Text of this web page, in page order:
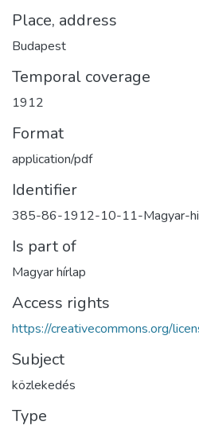
Place, address
Budapest
Temporal coverage
1912
Format
application/pdf
Identifier
385-86-1912-10-11-Magyar-
Is part of
Magyar hírlap
Access rights
https://creativecommons.org/
Subject
közlekedés
Type